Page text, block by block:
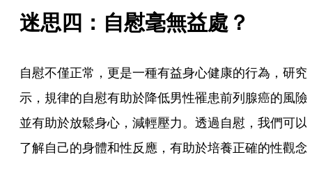
迷思四：自慰毫無益處？
自慰不僅正常，更是一種有益身心健康的行為，研究
示，規律的自慰有助於降低男性罹患前列腺癌的風險
並有助於放鬆身心，減輕壓力。透過自慰，我們可以
了解自己的身體和性反應，有助於培養正確的性觀念